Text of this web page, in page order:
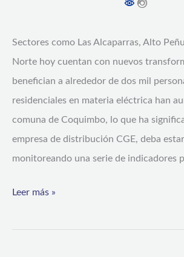
Sectores como Las Alcaparras, Alto
Norte hoy cuentan con nuevos
benefician a alrededor de dos mil
residenciales en materia eléctrica han
comuna de Coquimbo, lo que ha
empresa de distribución CGE, deba
monitoreando una serie de indicadores
Leer más »